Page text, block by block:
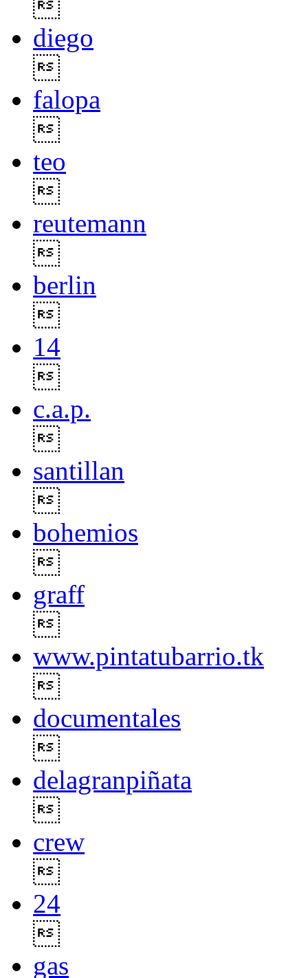
diego
falopa
teo
reutemann
berlin
14
c.a.p.
santillan
bohemios
graff
www.pintatubarrio.tk
documentales
delagranpiñata
crew
24
gas